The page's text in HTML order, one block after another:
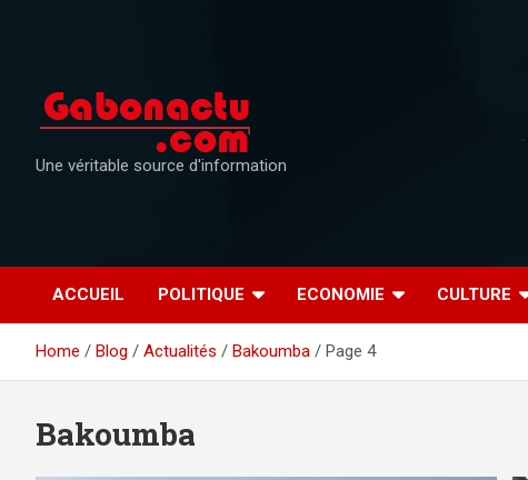
Une véritable source d'information
ACCUEIL POLITIQUE ECONOMIE CULTURE
Home Blog Actualités Bakoumba Page 4
Bakoumba